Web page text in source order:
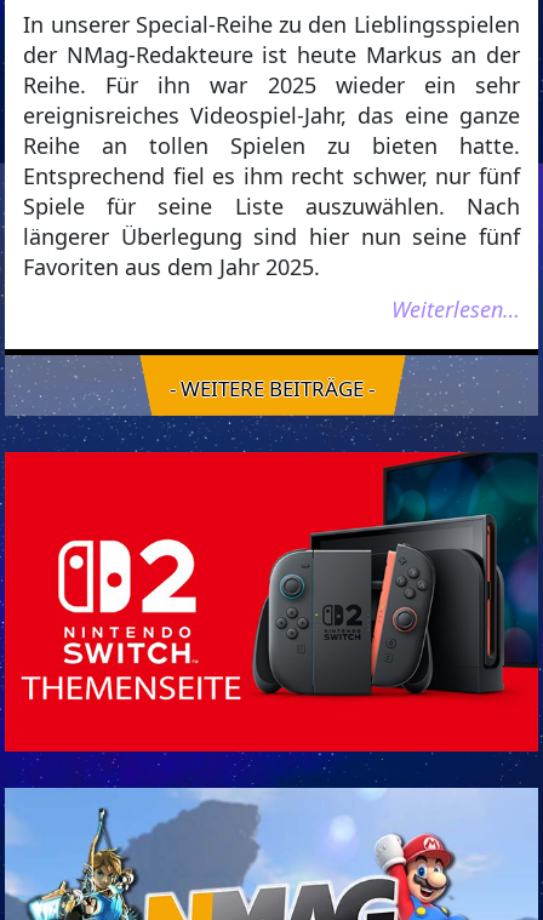
In unserer Special-Reihe zu den Lieblingsspielen
der NMag-Redakteure ist heute Markus an der
Reihe. Für ihn war 2025 wieder ein sehr
ereignisreiches Videospiel-Jahr, das eine ganze
Reihe an tollen Spielen zu bieten hatte.
Entsprechend fiel es ihm recht schwer, nur fünf
Spiele für seine Liste auszuwählen. Nach
längerer Überlegung sind hier nun seine fünf
Favoriten aus dem Jahr 2025.
Weiterlesen…
- WEITERE BEITRÄGE -